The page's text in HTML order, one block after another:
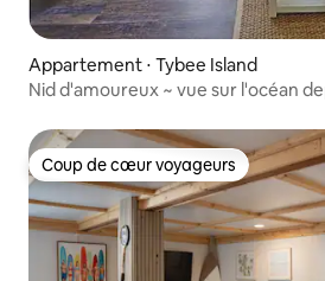
Appartement ⋅ Tybee Island
Nid d'amoureux ~ vue sur l'océan
Coup de cœur voyageurs
Coup de cœur voyageurs